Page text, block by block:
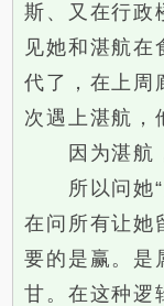
斯、又在行
见她和湛航在
代了，在上周
次遇上湛航，
因为湛航，
所以问她“
在问所有让她
要的是赢。是
甘。在这种逻